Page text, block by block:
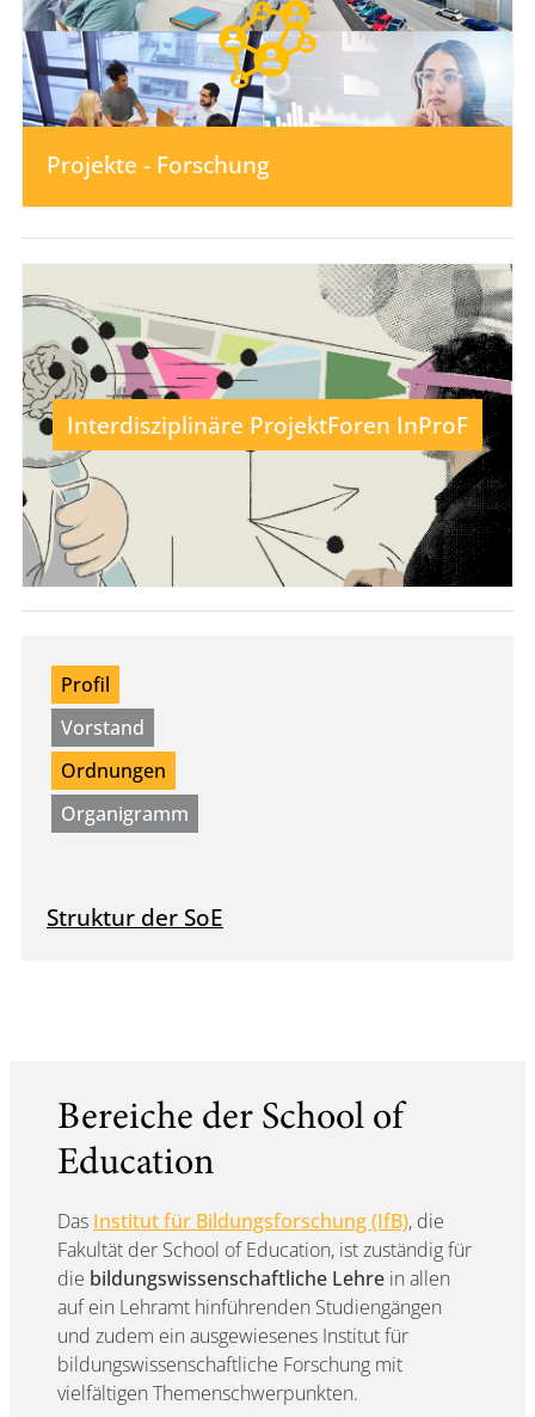
Projekte - Forschung
Interdisziplinäre ProjektForen InProF
Profil
Vorstand
Ordnungen
Organigramm
Struktur der SoE
Bereiche der School of
Education
Das Institut für Bildungsforschung (IfB), die
Fakultät der School of Education, ist zuständig für
die bildungswissenschaftliche Lehre in allen
auf ein Lehramt hinführenden Studiengängen
und zudem ein ausgewiesenes Institut für
bildungswissenschaftliche Forschung mit
vielfältigen Themenschwerpunkten.